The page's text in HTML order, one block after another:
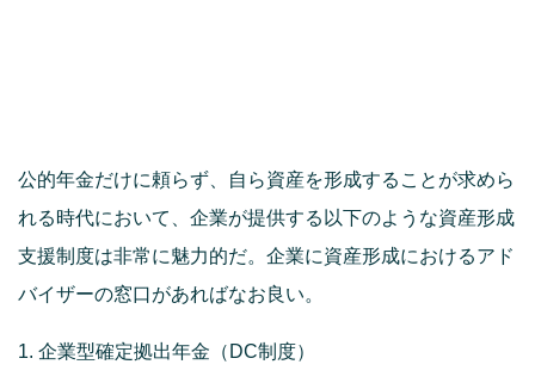
公的年金だけに頼らず、自ら資産を形成することが求めら
れる時代において、企業が提供する以下のような資産形成
支援制度は非常に魅力的だ。企業に資産形成におけるアド
バイザーの窓口があればなお良い。
1. 企業型確定拠出年金（DC制度）